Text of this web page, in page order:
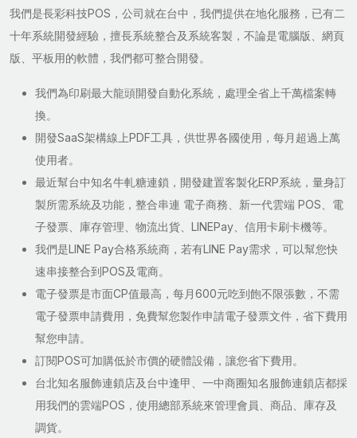
我們是長彩科技POS，公司就在台中，我們提供在地化服務，已有二
十年系統開發經驗，擅長系統整合及系統客製，不論是電腦版、網頁
版、平板用的軟體，我們都可整合開發。
我們為印刷最大龍頭開發自動化系統，處理全省上千萬檔案轉
換。
開發SaaS架構線上PDF工具，供世界各國使用，每月超過上萬
使用者。
最近幫台中知名牛軋糖連鎖，開發建置客製化ERP系統，量身訂
製所需系統及功能，整合串連 電子商務、新一代雲端 POS、電
子發票、庫存管理、物流出貨、LINEPay、信用卡刷卡機等。
我們是LINE Pay合格系統商，若有LINE Pay需求，可以幫您快
速串接整合到POS及電商。
電子發票是市面CP值最高，每月600元吃到飽不限張數，不需
電子發票申請費用，免費幫您製作申請電子發票文件，省下費用
幫您申請。
訂閱POS可加購低於市價的硬體設備，讓您省下費用。
台北知名服飾連鎖店及台中逢甲、一中商圈知名服飾連鎖店都採
用我們的雲端POS，使用總部系統來管理會員、商品、庫存及
調貨。